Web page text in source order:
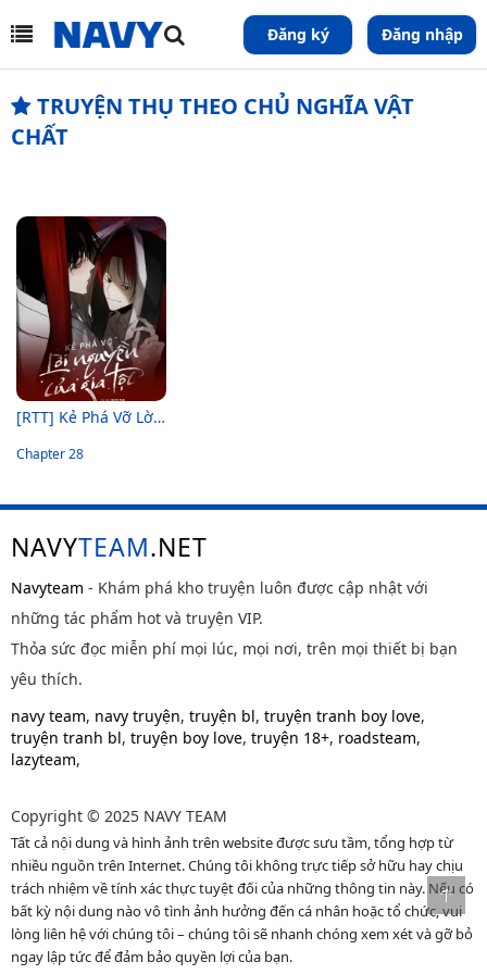
Đăng ký Đăng nhập
TRUYỆN THỤ THEO CHỦ NGHĨA VẬT
CHẤT
[RTT] Kẻ Phá Vỡ Lời Nguyền Của Gia Tộc
Chapter 28
NAVYTEAM.NET
Navyteam - Khám phá kho truyện luôn được cập nhật với
những tác phẩm hot và truyện VIP.
Thỏa sức đọc miễn phí mọi lúc, mọi nơi, trên mọi thiết bị bạn
yêu thích.
navy team, navy truyện, truyện bl, truyện tranh boy love,
truyện tranh bl, truyện boy love, truyện 18+, roadsteam,
lazyteam,
Copyright © 2025 NAVY TEAM
Tất cả nội dung và hình ảnh trên website được sưu tầm, tổng hợp từ
nhiều nguồn trên Internet. Chúng tôi không trực tiếp sở hữu hay chịu
trách nhiệm về tính xác thực tuyệt đối của những thông tin này. Nếu có
bất kỳ nội dung nào vô tình ảnh hưởng đến cá nhân hoặc tổ chức, vui
lòng liên hệ với chúng tôi – chúng tôi sẽ nhanh chóng xem xét và gỡ bỏ
ngay lập tức để đảm bảo quyền lợi của bạn.